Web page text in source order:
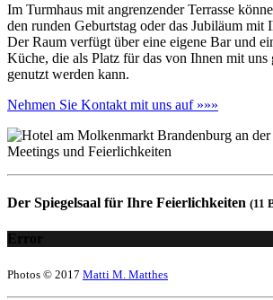
Im Turmhaus mit angrenzender Terrasse
den runden Geburtstag oder das Jubiläum mit
Der Raum verfügt über eine eigene Bar und
Küche, die als Platz für das von Ihnen mit uns
genutzt werden kann.
Nehmen Sie Kontakt mit uns auf »»»
Der Spiegelsaal für Ihre Feierlichkeiten (11
Error
Photos © 2017 Matti M. Matthes